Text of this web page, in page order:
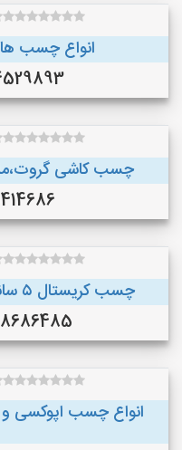
انواع چسب های 123 و
چسب کاشی
چسب کریستال ۵ سانت و چسب قطره ای غفاری
09368686485
انواع چسب اپوکسی